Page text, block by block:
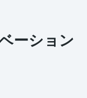
ーション